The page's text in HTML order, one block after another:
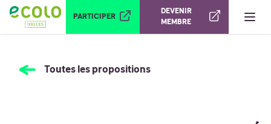
PARTICIPER
DEVENIR
MEMBRE
Ouvrir le menu
Toutes les propositions